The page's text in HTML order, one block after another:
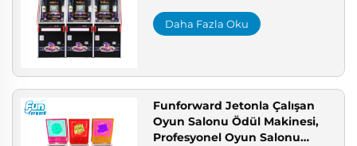
İtme Makinesi Eğlence Merkezi
İçin Satılık
Daha Fazla Oku
Funforward Jetonla Çalışan
Oyun Salonu Ödül Makinesi,
Profesyonel Oyun Salonu